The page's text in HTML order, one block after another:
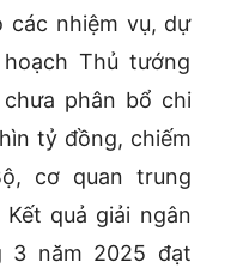
các nhiệm vụ, dự
Thủ tướng
phân bổ chi
tỷ đồng, chiếm
cơ quan trung
quả giải ngân
3 năm 2025 đạt